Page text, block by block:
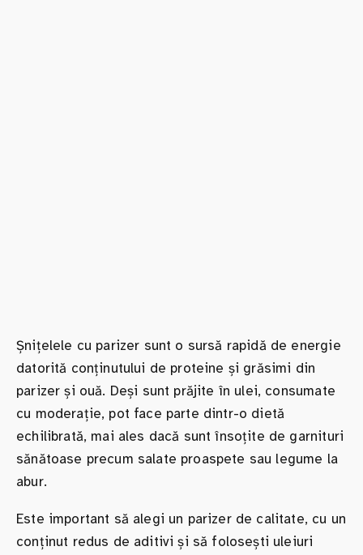
Șnițelele cu parizer sunt o sursă rapidă de energie
datorită conținutului de proteine și grăsimi din
parizer și ouă. Deși sunt prăjite în ulei, consumate
cu moderație, pot face parte dintr-o dietă
echilibrată, mai ales dacă sunt însoțite de garnituri
sănătoase precum salate proaspete sau legume la
abur.
Este important să alegi un parizer de calitate, cu un
conținut redus de aditivi și să folosești uleiuri